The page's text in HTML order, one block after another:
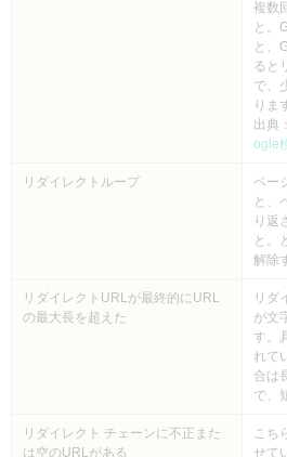
複数
と。
と、
ると
で、
りま
出典：
ogle
リダイレクトループ
ペー
と、
り返
と。
解除
リダイレクトURLが最終的にURL
の最大長を超えた
リダ
が文
す。
れて
合は
で、
リダイレクト チェーンに不正また
は空のURLがある
こち
せて